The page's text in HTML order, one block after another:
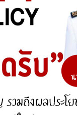
าบปรามการ
ราบปรามการ